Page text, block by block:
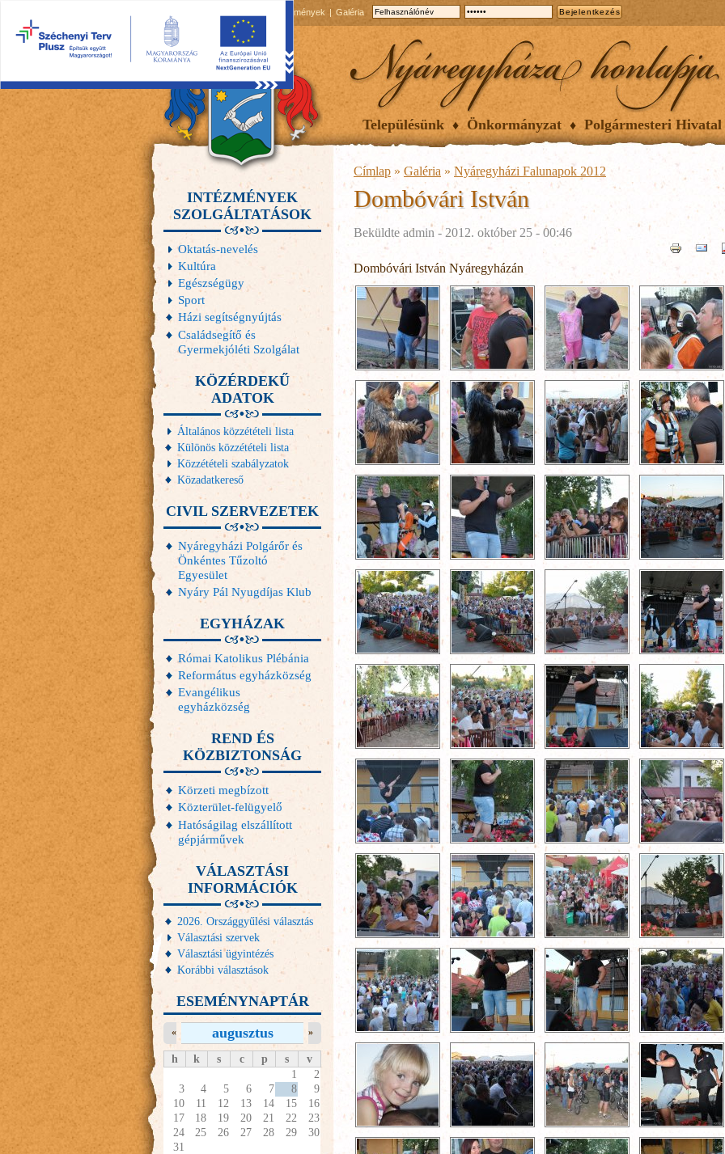
Események Galéria
Településünk Önkormányzat Polgármesteri Hivatal
Címlap » Galéria » Nyáregyházi Falunapok 2012
Dombóvári István
Beküldte admin - 2012. október 25 - 00:46
Dombóvári István Nyáregyházán
INTÉZMÉNYEK
SZOLGÁLTATÁSOK
Oktatás-nevelés
Kultúra
Egészségügy
Sport
Házi segítségnyújtás
Családsegítő és
Gyermekjóléti Szolgálat
KÖZÉRDEKŰ
ADATOK
Általános közzétételi lista
Különös közzétételi lista
Közzétételi szabályzatok
Közadatkereső
CIVIL SZERVEZETEK
Nyáregyházi Polgárőr és
Önkéntes Tűzoltó
Egyesület
Nyáry Pál Nyugdíjas Klub
EGYHÁZAK
Római Katolikus Plébánia
Református egyházközség
Evangélikus
egyházközség
REND ÉS
KÖZBIZTONSÁG
Körzeti megbízott
Közterület-felügyelő
Hatóságilag elszállított
gépjárművek
VÁLASZTÁSI
INFORMÁCIÓK
2026. Országgyűlési választás
Választási szervek
Választási ügyintézés
Korábbi választások
ESEMÉNYNAPTÁR
augusztus
« »
h k s c p s
v
1
2
3
4 5 6 7 8
9
10
11 12 13 14 15
16
17
18 19 20 21 22
23
24
25 26 27 28 29
30
31